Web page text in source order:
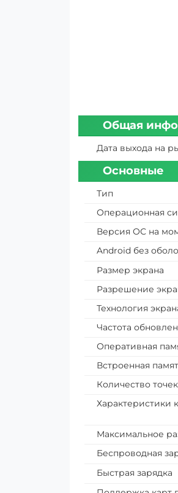
Общая
Дата выхода на
Основные
Тип
Операционная
Версия ОС на
Android без
Размер экрана
Разрешение
Технология
Частота
Оперативная
Встроенная
Количество
Характеристики
Максимальное
Беспроводная
Быстрая зарядка